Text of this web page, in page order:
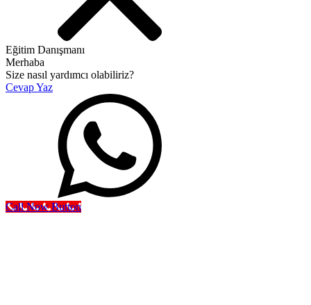
Eğitim Danışmanı
Merhaba
Size nasıl yardımcı olabiliriz?
Cevap Yaz
Call Now Button